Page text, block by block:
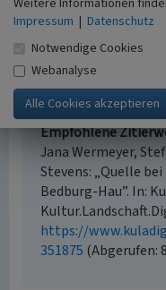
Urheberrechtlicher
Der hier
Lizenz CC BY 4.0
Medien unterliegen
urheberrechtlichen
ausgewiesen sind.
Empfohlene
Jana Wermeyer,
Stevens: „Quelle
Bedburg-Hau”. In:
https://
351875 (Abgerufen:
Impressum | Datenschutz
Notwendige Cookies
Webanalyse